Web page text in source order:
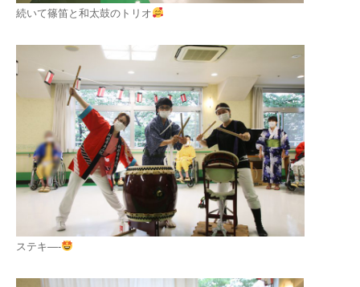
続いて篠笛と和太鼓のトリオ
ステキ—-